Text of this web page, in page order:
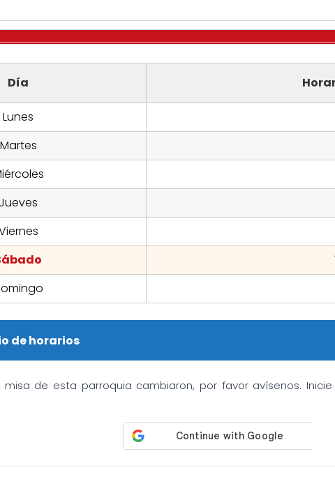
Día
Lunes
Martes
Jueves
de horarios
misa de esta parroquia cambiaron, por favor avísenos.